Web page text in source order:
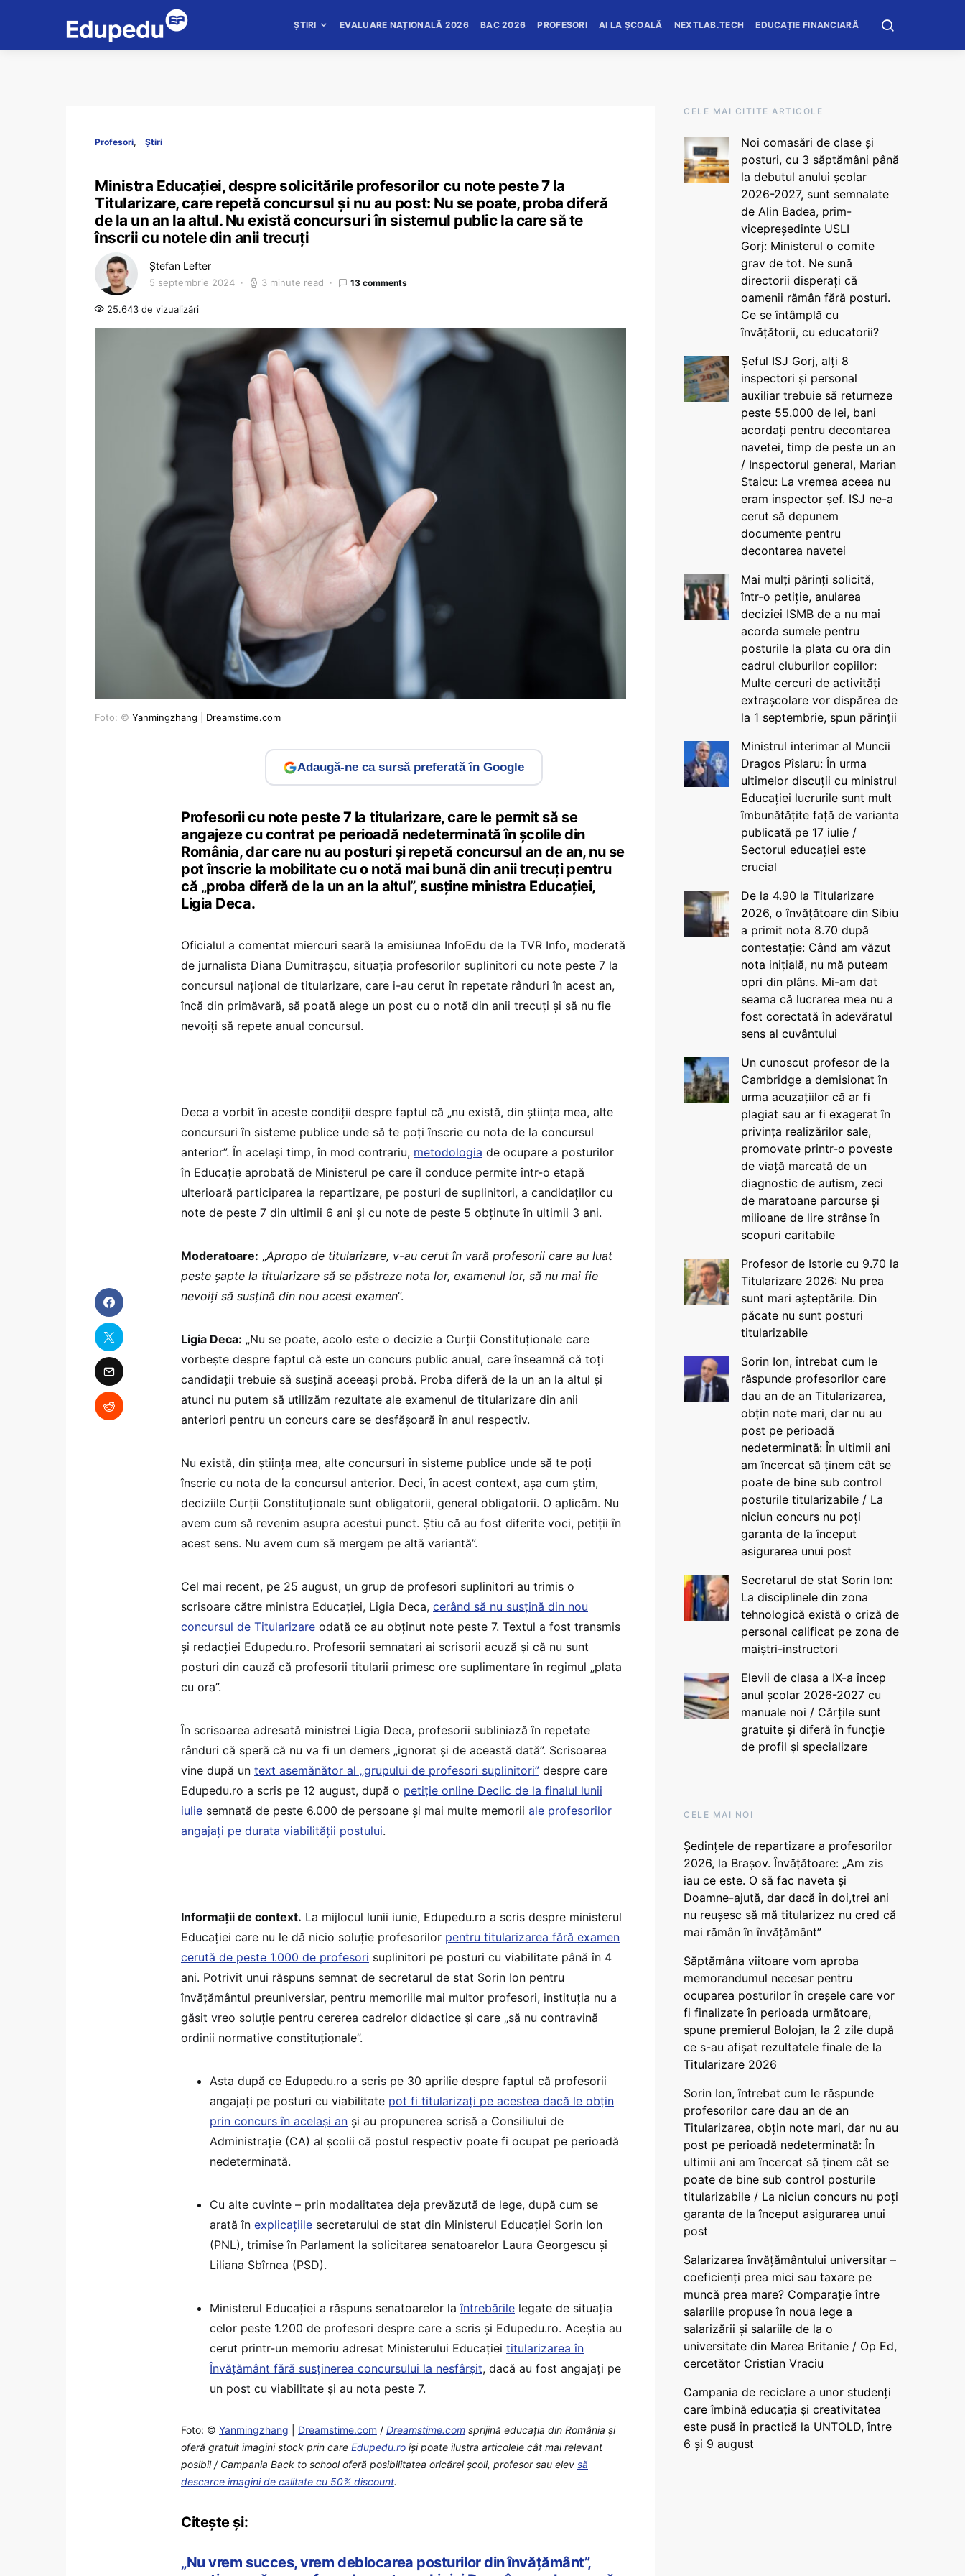
ȘTIRI EVALUARE NAȚIONALĂ 2026 BAC 2026 PROFESORI AI LA ȘCOALĂ NEXTLAB.TECH EDUCAȚIE FINANCIARĂ
Profesori Știri
Ministra Educației, despre solicitările profesorilor cu note peste 7 la
Titularizare, care repetă concursul și nu au post: Nu se poate, proba diferă
de la un an la altul. Nu există concursuri în sistemul public la care să te
înscrii cu notele din anii trecuți
Ștefan Lefter
5 septembrie 2024 3 minute read 13 comments
25.643 de vizualizări
Foto: © Yanmingzhang Dreamstime.com
Adaugă-ne ca sursă preferată în Google
Profesorii cu note peste 7 la titularizare, care le permit să se
angajeze cu contrat pe perioadă nedeterminată în școlile din
România, dar care nu au posturi și repetă concursul an de an, nu se
pot înscrie la mobilitate cu o notă mai bună din anii trecuți pentru
că „proba diferă de la un an la altul”, susține ministra Educației,
Ligia Deca.
Oficialul a comentat miercuri seară la emisiunea InfoEdu de la TVR Info, moderată
de jurnalista Diana Dumitrașcu, situația profesorilor suplinitori cu note peste 7 la
concursul național de titularizare, care i-au cerut în repetate rânduri în acest an,
încă din primăvară, să poată alege un post cu o notă din anii trecuți și să nu fie
nevoiți să repete anual concursul.
Deca a vorbit în aceste condiții despre faptul că „nu există, din știința mea, alte
concursuri în sisteme publice unde să te poți înscrie cu nota de la concursul
anterior”. În același timp, în mod contrariu, metodologia de ocupare a posturilor
în Educație aprobată de Ministerul pe care îl conduce permite într-o etapă
ulterioară participarea la repartizare, pe posturi de suplinitori, a candidaților cu
note de peste 7 din ultimii 6 ani și cu note de peste 5 obținute în ultimii 3 ani.
Moderatoare: „Apropo de titularizare, v-au cerut în vară profesorii care au luat
peste șapte la titularizare să se păstreze nota lor, examenul lor, să nu mai fie
nevoiți să susțină din nou acest examen”.
Ligia Deca: „Nu se poate, acolo este o decizie a Curții Constituționale care
vorbește despre faptul că este un concurs public anual, care înseamnă că toți
candidații trebuie să susțină aceeași probă. Proba diferă de la un an la altul și
atunci nu putem să utilizăm rezultate ale examenul de titularizare din anii
anteriori pentru un concurs care se desfășoară în anul respectiv.
Nu există, din știința mea, alte concursuri în sisteme publice unde să te poți
înscrie cu nota de la concursul anterior. Deci, în acest context, așa cum știm,
deciziile Curții Constituționale sunt obligatorii, general obligatorii. O aplicăm. Nu
avem cum să revenim asupra acestui punct. Știu că au fost diferite voci, petiții în
acest sens. Nu avem cum să mergem pe altă variantă”.
Cel mai recent, pe 25 august, un grup de profesori suplinitori au trimis o
scrisoare către ministra Educației, Ligia Deca, cerând să nu susțină din nou
concursul de Titularizare odată ce au obținut note peste 7. Textul a fost transmis
și redacției Edupedu.ro. Profesorii semnatari ai scrisorii acuză și că nu sunt
posturi din cauză că profesorii titularii primesc ore suplimentare în regimul „plata
cu ora”.
În scrisoarea adresată ministrei Ligia Deca, profesorii subliniază în repetate
rânduri că speră că nu va fi un demers „ignorat și de această dată”. Scrisoarea
vine după un text asemănător al „grupului de profesori suplinitori” despre care
Edupedu.ro a scris pe 12 august, după o petiție online Declic de la finalul lunii
iulie semnată de peste 6.000 de persoane și mai multe memorii ale profesorilor
angajați pe durata viabilității postului.
Informații de context. La mijlocul lunii iunie, Edupedu.ro a scris despre ministerul
Educației care nu le dă nicio soluție profesorilor pentru titularizarea fără examen
cerută de peste 1.000 de profesori suplinitori pe posturi cu viabilitate până în 4
ani. Potrivit unui răspuns semnat de secretarul de stat Sorin Ion pentru
învățământul preuniversiar, pentru memoriile mai multor profesori, instituția nu a
găsit vreo soluție pentru cererea cadrelor didactice și care „să nu contravină
ordinii normative constituționale”.
Asta după ce Edupedu.ro a scris pe 30 aprilie despre faptul că profesorii
angajați pe posturi cu viabilitate pot fi titularizați pe acestea dacă le obțin
prin concurs în același an și au propunerea scrisă a Consiliului de
Administrație (CA) al școlii că postul respectiv poate fi ocupat pe perioadă
nedeterminată.
Cu alte cuvinte – prin modalitatea deja prevăzută de lege, după cum se
arată în explicațiile secretarului de stat din Ministerul Educației Sorin Ion
(PNL), trimise în Parlament la solicitarea senatoarelor Laura Georgescu și
Liliana Sbîrnea (PSD).
Ministerul Educației a răspuns senatoarelor laîntrebările legate de situația
celor peste 1.200 de profesori despre care a scris și Edupedu.ro. Aceștia au
cerut printr-un memoriu adresat Ministerului Educației titularizarea în
Învățământ fără susținerea concursului la nesfârșit, dacă au fost angajați pe
un post cu viabilitate și au nota peste 7.
Foto: © Yanmingzhang Dreamstime.com / Dreamstime.com sprijină educaţia din România şi
oferă gratuit imagini stock prin care Edupedu.ro îşi poate ilustra articolele cât mai relevant
posibil / Campania Back to school oferă posibilitatea oricărei școli, profesor sau elev să
descarce imagini de calitate cu 50% discount.
Citește și:
„Nu vrem succes, vrem deblocarea posturilor din învățământ”,
CELE MAI CITITE ARTICOLE
Noi comasări de clase și
posturi, cu 3 săptămâni până
la debutul anului școlar
2026-2027, sunt semnalate
de Alin Badea, prim-
vicepreședinte USLI
Gorj: Ministerul o comite
grav de tot. Ne sună
directorii disperați că
oamenii rămân fără posturi.
Ce se întâmplă cu
învățătorii, cu educatorii?
Șeful ISJ Gorj, alți 8
inspectori și personal
auxiliar trebuie să returneze
peste 55.000 de lei, bani
acordați pentru decontarea
navetei, timp de peste un an
/ Inspectorul general, Marian
Staicu: La vremea aceea nu
eram inspector șef. ISJ ne-a
cerut să depunem
documente pentru
decontarea navetei
Mai mulți părinți solicită,
într-o petiție, anularea
deciziei ISMB de a nu mai
acorda sumele pentru
posturile la plata cu ora din
cadrul cluburilor copiilor:
Multe cercuri de activități
extrașcolare vor dispărea de
la 1 septembrie, spun părinții
Ministrul interimar al Muncii
Dragos Pîslaru: În urma
ultimelor discuții cu ministrul
Educației lucrurile sunt mult
îmbunătățite față de varianta
publicată pe 17 iulie /
Sectorul educației este
crucial
De la 4.90 la Titularizare
2026, o învățătoare din Sibiu
a primit nota 8.70 după
contestație: Când am văzut
nota inițială, nu mă puteam
opri din plâns. Mi-am dat
seama că lucrarea mea nu a
fost corectată în adevăratul
sens al cuvântului
Un cunoscut profesor de la
Cambridge a demisionat în
urma acuzațiilor că ar fi
plagiat sau ar fi exagerat în
privința realizărilor sale,
promovate printr-o poveste
de viață marcată de un
diagnostic de autism, zeci
de maratoane parcurse și
milioane de lire strânse în
scopuri caritabile
Profesor de Istorie cu 9.70 la
Titularizare 2026: Nu prea
sunt mari așteptările. Din
păcate nu sunt posturi
titularizabile
Sorin Ion, întrebat cum le
răspunde profesorilor care
dau an de an Titularizarea,
obțin note mari, dar nu au
post pe perioadă
nedeterminată: În ultimii ani
am încercat să ținem cât se
poate de bine sub control
posturile titularizabile / La
niciun concurs nu poți
garanta de la început
asigurarea unui post
Secretarul de stat Sorin Ion:
La disciplinele din zona
tehnologică există o criză de
personal calificat pe zona de
maiștri-instructori
Elevii de clasa a IX-a încep
anul școlar 2026-2027 cu
manuale noi / Cărțile sunt
gratuite și diferă în funcție
de profil și specializare
CELE MAI NOI
Ședințele de repartizare a profesorilor
2026, la Brașov. Învățătoare: „Am zis
iau ce este. O să fac naveta și
Doamne-ajută, dar dacă în doi,trei ani
nu reușesc să mă titularizez nu cred că
mai rămân în învățământ”
Săptămâna viitoare vom aproba
memorandumul necesar pentru
ocuparea posturilor în creșele care vor
fi finalizate în perioada următoare,
spune premierul Bolojan, la 2 zile după
ce s-au afișat rezultatele finale de la
Titularizare 2026
Sorin Ion, întrebat cum le răspunde
profesorilor care dau an de an
Titularizarea, obțin note mari, dar nu au
post pe perioadă nedeterminată: În
ultimii ani am încercat să ținem cât se
poate de bine sub control posturile
titularizabile / La niciun concurs nu poți
garanta de la început asigurarea unui
post
Salarizarea învățământului universitar –
coeficienți prea mici sau taxare pe
muncă prea mare? Comparație între
salariile propuse în noua lege a
salarizării și salariile de la o
universitate din Marea Britanie / Op Ed,
cercetător Cristian Vraciu
Campania de reciclare a unor studenți
care îmbină educația și creativitatea
este pusă în practică la UNTOLD, între
6 și 9 august